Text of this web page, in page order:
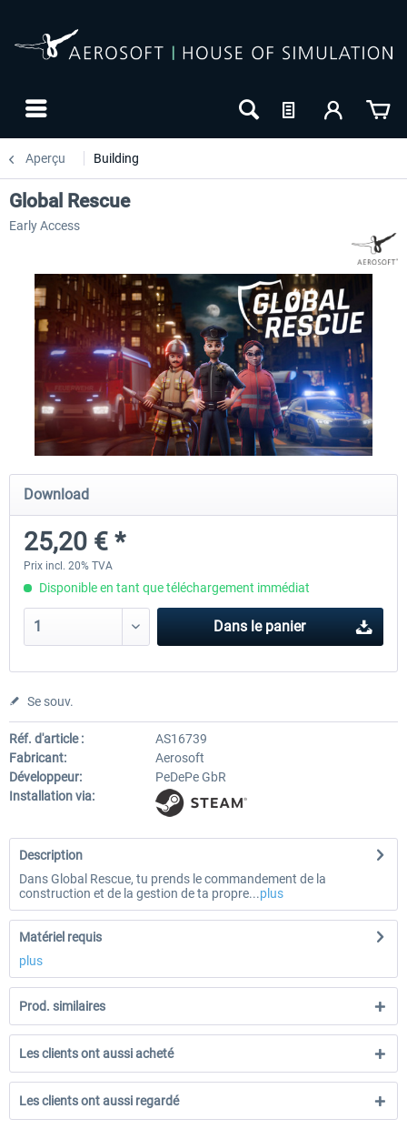
Aperçu Building
City Bus Manager - E-Bus & Green
Energy
10,07 € *
City Bus Manager
Global Rescue
Early Access
Download
25,20 € *
Prix incl. 20% TVA
Disponible en tant que téléchargement immédiat
Dans le panier
Se souv.
Réf. d'article :
AS16739
Fabricant:
Aerosoft
Développeur:
PeDePe GbR
Installation via:
Description
Dans Global Rescue, tu prends le commandement de la
construction et de la gestion de ta propre...plus
Matériel requis
plus
Prod. similaires
Les clients ont aussi acheté
Les clients ont aussi regardé